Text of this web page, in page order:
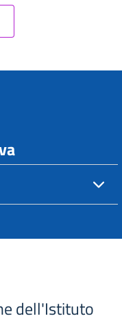
dell'Istituto